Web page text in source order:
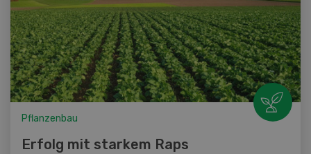
Pflanzenbau
Erfolg mit starkem Raps